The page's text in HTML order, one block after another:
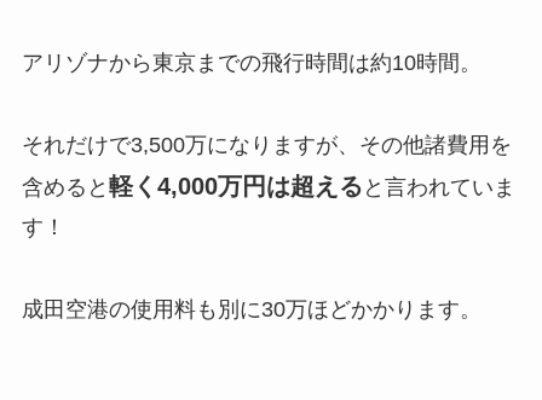
アリゾナから東京までの飛行時間は約10時間。
それだけで3,500万になりますが、その他諸費用を
含めると 軽く4,000万円は超える と言われていま
す！
成田空港の使用料も別に30万ほどかかります。